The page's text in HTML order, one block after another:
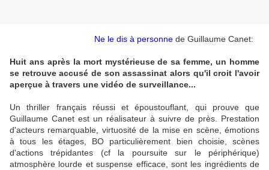
Ne le dis à personne de Guillaume Canet:
Huit ans après la mort mystérieuse de sa femme, un homme
se retrouve accusé de son assassinat alors qu'il croit l'avoir
aperçue à travers une vidéo de surveillance...
Un thriller français réussi et époustouflant, qui prouve que
Guillaume Canet est un réalisateur à suivre de près. Prestation
d'acteurs remarquable, virtuosité de la mise en scène, émotions
à tous les étages, BO particulièrement bien choisie, scènes
d'actions trépidantes (cf la poursuite sur le périphérique)
atmosphère lourde et suspense efficace, sont les ingrédients de